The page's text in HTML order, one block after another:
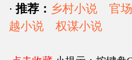
· 推荐： 乡村小说 官
越小说
权谋小说